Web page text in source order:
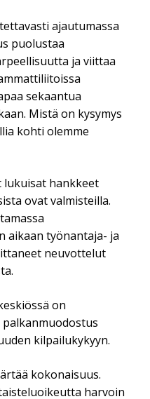
ajautumassa
puolustaa
ja viittaa
sekaantua
Mistä on kysymys
kohti olemme
hankkeet
ovat valmisteilla.
aikaan työnantaja- ja
neuvottelut
on
kilpailukykyyn.
kokonaisuus.
harvoin